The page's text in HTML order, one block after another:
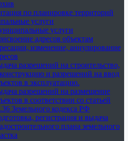
по планировке территорий
услуги
услуги
адресов объектам
изменение, аннулирование
разрешений на строительство,
и разрешений на ввод
в эксплуатацию.
разрешений на размещение
в соответствии со статьей
Земельного кодекса РФ
регистрация и выдача
плана земельного